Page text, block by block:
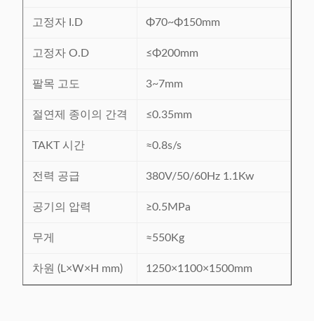
고정자 I.D Φ70~Φ150mm
고정자 O.D ≤Φ200mm
팔목 고도 3~7mm
절연제 종이의 간격 ≤0.35mm
TAKT 시간 ≈0.8s/s
전력 공급 380V/50/60Hz 1.1Kw
공기의 압력 ≥0.5MPa
무게 ≈550Kg
차원 (L×W×H mm) 1250×1100×1500mm